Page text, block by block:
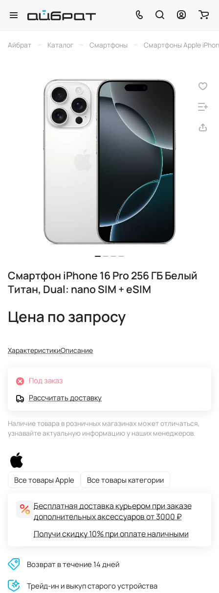
Айбрат – Каталог – Смартфоны – Смартфоны Apple
Смартфон iPhone 16 Pro 256 ГБ Белый
Титан, Dual: nano SIM + eSIM
Цена по запросу
ХарактеристикиОписание
Под заказ
Рассчитать доставку
Наличие товара в розничных магазинах может отличаться,
узнавайте актуальную информацию у наших менеджеров.
Все товары Apple Все товары категории
Бесплатная доставка курьером при заказе
дополнительных аксессуаров от 3000 ₽
Получи скидку 10% при оплате наличными
Возврат в течение 14 дней
Трейд-ин и выкуп старого устройства